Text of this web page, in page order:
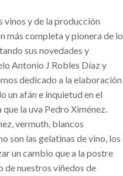
vinos y de la producción
más completa y pionera de lo
sus novedades y
Antonio J Robles Díaz y
dedicado a la elaboración
un afán e inquietud en el
la uva Pedro Ximénez.
vermuth, blancos
son las gelatinas de vino, los
un cambio que a la postre
de nuestros viñedos de